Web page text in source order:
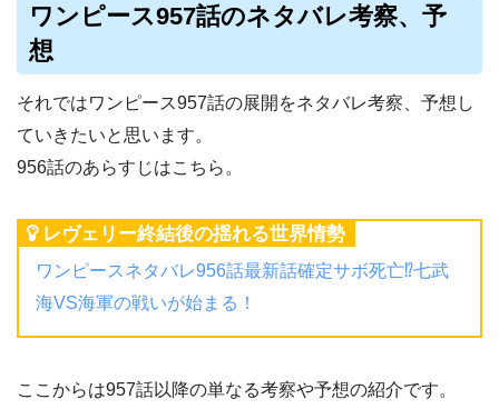
ワンピース957話のネタバレ考察、予
想
それではワンピース957話の展開をネタバレ考察、予想し
ていきたいと思います。
956話のあらすじはこちら。
レヴェリー終結後の揺れる世界情勢
ワンピースネタバレ956話最新話確定サボ死亡⁉︎七武
海VS海軍の戦いが始まる！
ここからは957話以降の単なる考察や予想の紹介です。